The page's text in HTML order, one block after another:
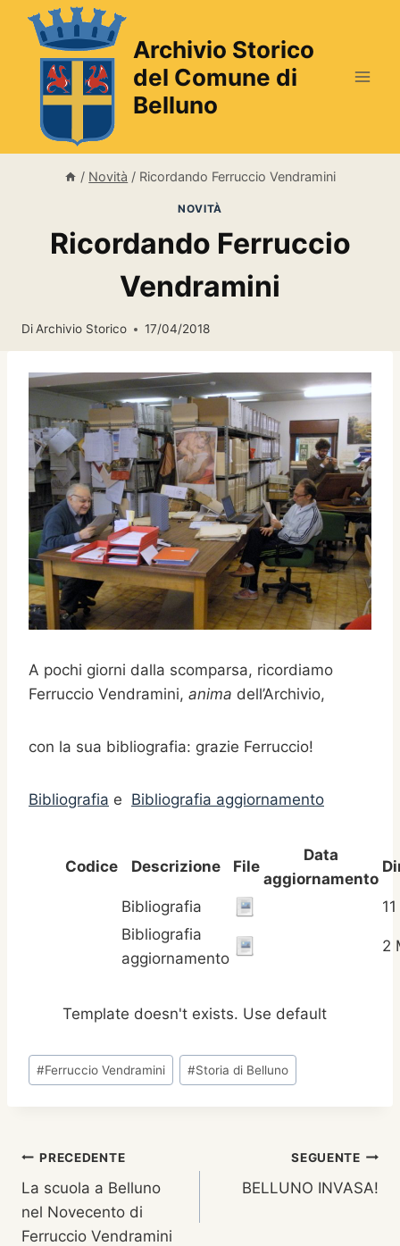
Salta
contenuto
Archivio Storico
del Comune di
Belluno
/ Novità / Ricordando Ferruccio Vendramini
NOVITÀ
Ricordando Ferruccio
Vendramini
DiArchivio Storico 17/04/2018
A pochi giorni dalla scomparsa, ricordiamo
Ferruccio Vendramini, anima dell’Archivio,
con la sua bibliografia: grazie Ferruccio!
Bibliografia e Bibliografia aggiornamento
Codice Descrizione File
Data
aggiornamento
Bibliografia
Bibliografia
aggiornamento
2
Template doesn't exists. Use default
Tag
articolo:
#Ferruccio Vendramini #Storia di Belluno
Navigazione
articoli
PRECEDENTE
La scuola a Belluno
nel Novecento di
Ferruccio Vendramini
SEGUENTE
BELLUNO INVASA!